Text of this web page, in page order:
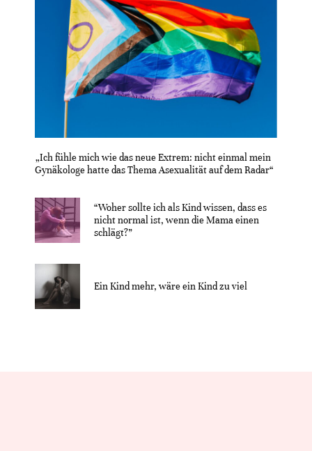
„Ich fühle mich wie das neue Extrem: nicht einmal mein
Gynäkologe hatte das Thema Asexualität auf dem Radar“
“Woher sollte ich als Kind wissen, dass es
nicht normal ist, wenn die Mama einen
schlägt?”
Ein Kind mehr, wäre ein Kind zu viel